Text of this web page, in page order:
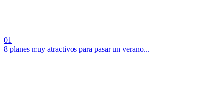
01
8 planes muy atractivos para pasar un verano...